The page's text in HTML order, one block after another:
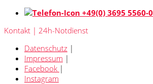
+49(0) 3695 5560-0
Kontakt | 24h-Notdienst
Datenschutz |
Impressum |
Facebook |
Instagram